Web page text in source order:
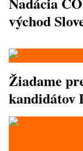
východ
Žiadame
kandidátov